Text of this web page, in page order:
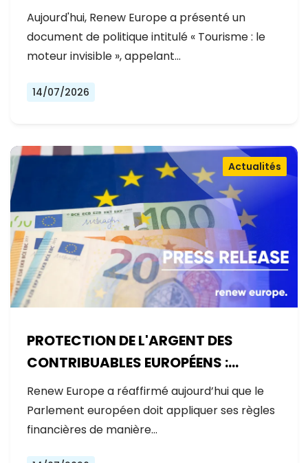
L'EUROPE
Aujourd'hui, Renew Europe a présenté un
document de politique intitulé « Tourisme : le
moteur invisible », appelant…
14/07/2026
PROTECTION DE L'ARGENT DES
CONTRIBUABLES EUROPÉENS :
AUCUNE EXCEPTION
Actualités
Renew Europe a réaffirmé aujourd’hui que le
Parlement européen doit appliquer ses règles
financières de manière…